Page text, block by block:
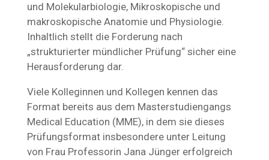
und Molekularbiologie, Mikroskopische und
makroskopische Anatomie und Physiologie.
Inhaltlich stellt die Forderung nach
„strukturierter mündlicher Prüfung“ sicher eine
Herausforderung dar.
Viele Kolleginnen und Kollegen kennen das
Format bereits aus dem Masterstudiengangs
Medical Education (MME), in dem sie dieses
Prüfungsformat insbesondere unter Leitung
von Frau Professorin Jana Jünger erfolgreich